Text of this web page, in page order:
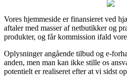
Vores hjemmeside er finansieret ved
aftaler med masser af netbutikker og
produkter, og får kommission ifald
Oplysninger angående tilbud og e-
anden, men man kan ikke stille os
potentielt er realiseret efter at vi sidst